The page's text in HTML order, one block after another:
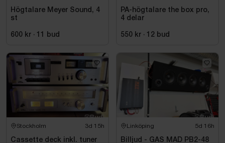
Högtalare Meyer Sound, 4
st
600 kr · 11 bud
PA-högtalare the box pro,
4 delar
550 kr · 12 bud
Stockholm 3d 15h
Cassette deck inkl. tuner
Linköping 5d 16h
Billjud - GAS MAD PB2-48